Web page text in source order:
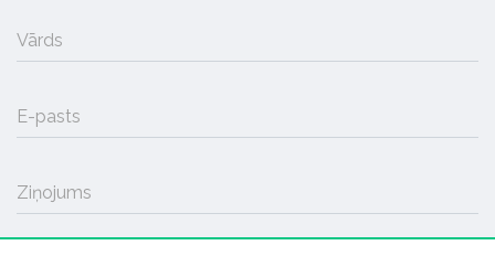
Vārds
E-pasts
Ziņojums